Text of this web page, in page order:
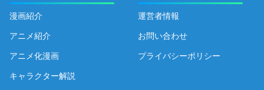
漫画紹介
アニメ紹介
アニメ化漫画
キャラクター解説
運営者情報
お問い合わせ
プライバシーポリシー